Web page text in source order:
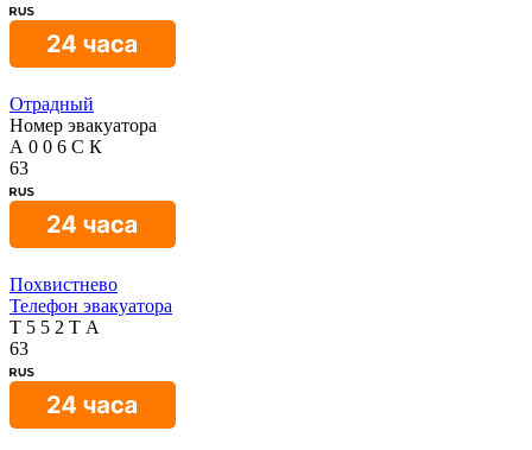
Отрадный
Номер эвакуатора
А 0 0 6 С К
63
Похвистнево
Телефон эвакуатора
Т 5 5 2 Т А
63